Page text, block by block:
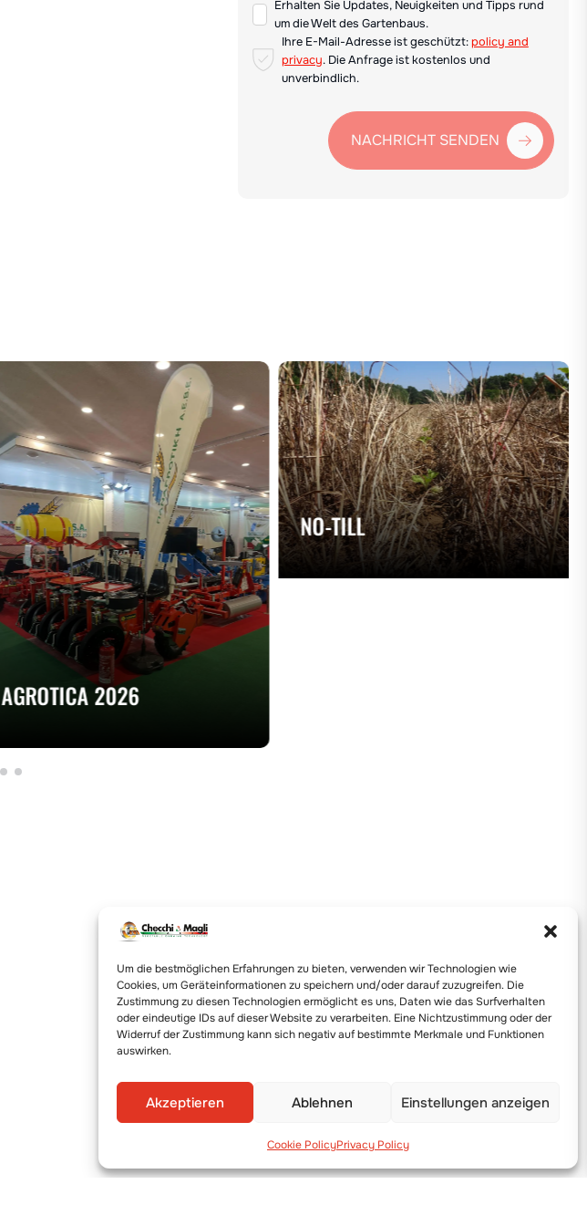
Um die bestmöglichen Erfahrungen zu bieten, verwenden wir Technologien wie
Cookies, um Geräteinformationen zu speichern und/oder darauf zuzugreifen. Die
Zustimmung zu diesen Technologien ermöglicht es uns, Daten wie das Surfverhalten
oder eindeutige IDs auf dieser Website zu verarbeiten. Eine Nichtzustimmung oder der
Widerruf der Zustimmung kann sich negativ auf bestimmte Merkmale und Funktionen
auswirken.
Akzeptieren Ablehnen Einstellungen anzeigen
Cookie PolicyPrivacy Policy
Erhalten Sie Updates, Neuigkeiten und Tipps rund
um die Welt des Gartenbaus.
Ihre E-Mail-Adresse ist geschützt:policy and
privacy. Die Anfrage ist kostenlos und
unverbindlich.
NACHRICHT SENDEN
AGROTICA 2026
NO-TILL